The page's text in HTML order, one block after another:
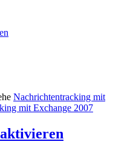
Nachrichtentracking mit
mit Exchange 2007